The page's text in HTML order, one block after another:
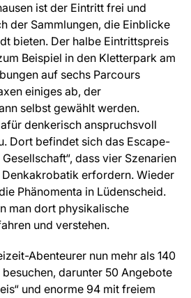
ist der Eintritt frei und
der Sammlungen, die Einblicke
bieten. Der halbe Eintrittspreis
Beispiel in den Kletterpark am
auf sechs Parcours
einiges ab, der
selbst gewählt werden.
denkerisch anspruchsvoll
Dort befindet sich das Escape-
dass vier Szenarien
erfordern. Wieder
Phänomenta in Lüdenscheid.
man dort physikalische
und verstehen.
Abenteurer nun mehr als 140
darunter 50 Angebote
und enorme 94 mit freiem